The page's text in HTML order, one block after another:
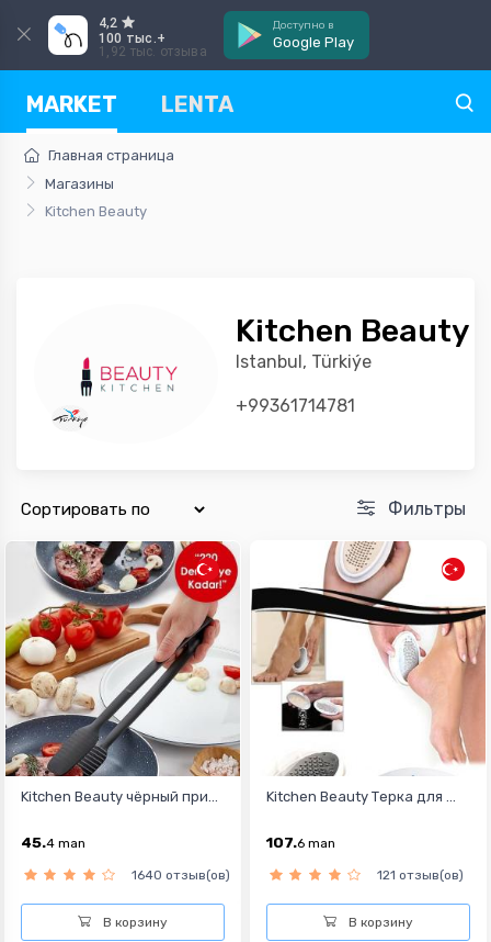
4,2
100 тыс.+
1,92 тыс. отзыва
Доступно в
Google Play
MARKET LENTA
Главная страница
Магазины
Kitchen Beauty
Kitchen Beauty
Istanbul, Türkiýe
+99361714781
Фильтры
Kitchen Beauty чёрный при...
45.4 man
1640 отзыв(ов)
В корзину
Kitchen Beauty Терка для ...
107.6 man
121 отзыв(ов)
В корзину